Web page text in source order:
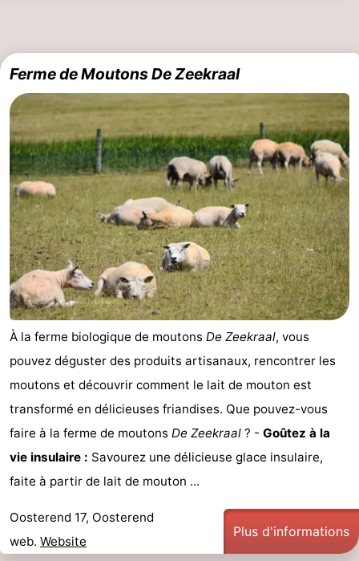
Ferme de Moutons De Zeekraal
À la ferme biologique de moutons De Zeekraal, vous
pouvez déguster des produits artisanaux, rencontrer les
moutons et découvrir comment le lait de mouton est
transformé en délicieuses friandises. Que pouvez-vous
faire à la ferme de moutons De Zeekraal ? - Goûtez à la
vie insulaire : Savourez une délicieuse glace insulaire,
faite à partir de lait de mouton ...
Oosterend 17, Oosterend
web. Website
Plus d'informations